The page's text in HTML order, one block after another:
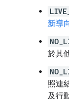
新導
於其
照連
及行